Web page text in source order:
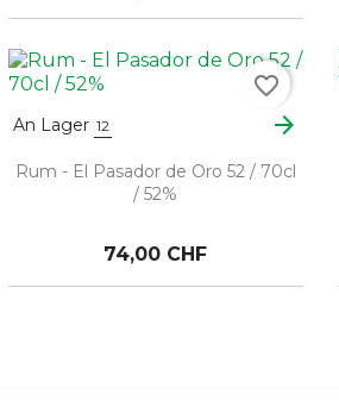
An Lager 12 arrow_forward
Rum - El Pasador de Oro 52 / 70cl
/ 52%
74,00 CHF
favorite_border